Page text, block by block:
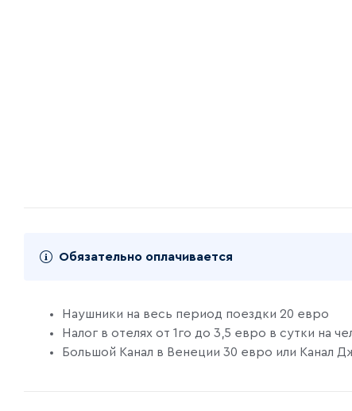
Обязательно оплачивается
Наушники на весь период поездки 20 евро
Налог в отелях от 1го до 3,5 евро в сутки на
Большой Канал в Венеции 30 евро или Канал